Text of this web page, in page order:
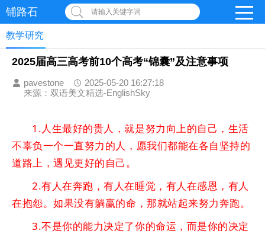
铺路石 请输入关键字词
教学研究
2025届高三高考前10个高考“锦囊”及注意事项
pavestone
2025-05-20 16:27:18
来源：双语美文精选-EnglishSky
1.人生最好的贵人，就是努力向上的自己，生活
不辜负一个一直努力的人，愿我们都能在各自坚持的
道路上，遇见更好的自己。
2.有人在奔跑，有人在睡觉，有人在感恩，有人
在抱怨。如果没有躺赢的命，那就站起来努力奔跑。
3.不是你的能力决定了你的命运，而是你的决定